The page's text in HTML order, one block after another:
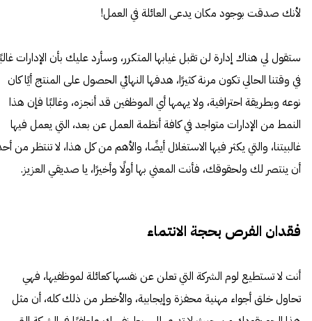
لأنك صدقت بوجود مكان يدعى العائلة في العمل!
ستقول لي هناك إدارة لن تقبل غيابها المتكرر، وسأرد عليك بأن الإدارات
في وقتنا الحالي تكون مرنة كثيرًا، هدفها النهائي الحصول على المنتج أيًا كان
نوعه وبطريقة احترافية، ولا يهمها أي الموظفين قد أنجزه، وغالبًا فإن هذا
النمط من الإدارات متواجد في كافة أنظمة العمل عن بعد، التي يعمل فيها
غالبيتنا، والتي يكثر فيها الاستغلال أيضًا، والأهم من كل هذا، لا تنتظر من
أن ينتصر لك ولحقوقك، فأنت المعني بها أولًا وأخيرًا، يا صديقي العزيز.
فقدان الفرص بحجة الانتماء
أنت لا تستطيع لوم الشركة التي تعلن عن نفسها كعائلة لموظفيها، فهي
تحاول خلق أجواء مهنية محفزة وإيجابية، والأخطر من ذلك كله، أن مثل